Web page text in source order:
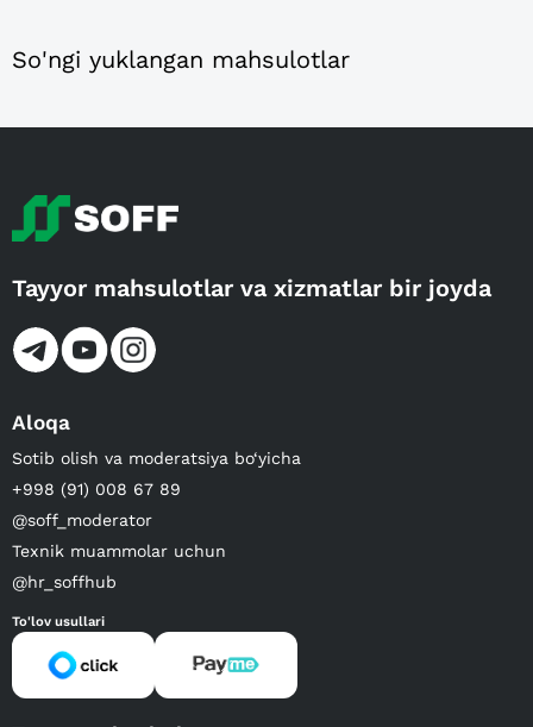
So'ngi yuklangan mahsulotlar
Tayyor mahsulotlar va xizmatlar bir joyda
Aloqa
Sotib olish va moderatsiya bo‘yicha
+998 (91) 008 67 89
@soff_moderator
Texnik muammolar uchun
@hr_soffhub
To'lov usullari